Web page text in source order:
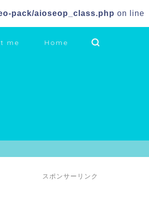
pack/aioseop_class.php on line
me Home
スポンサーリンク